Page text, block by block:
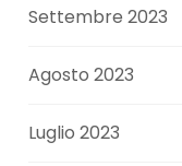
Settembre 2023
Agosto 2023
Luglio 2023